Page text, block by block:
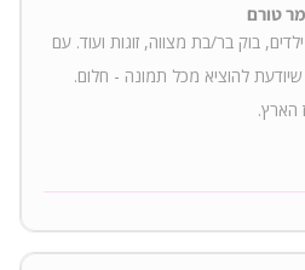
טורם
בוק בר/בת מצווה, זוגות ועוד. עם
להוציא מכל תמונה - חלום.
הארץ.